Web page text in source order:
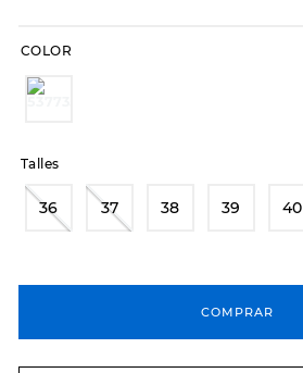
COLOR
Talles
36 37 38 39 40
COMPRAR